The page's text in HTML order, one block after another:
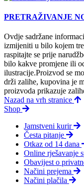
PRETRAŽIVANJE
Ovdje sadržane
izmijeniti u bilo kojem
raspitajte se prije
bilo kakve promjene ili
ilustracije.Proizvod se
drži zalihe, kupovina je
proizvoda prikazuje
Nazad na vrh stranice
Shop
Jamstveni kurir
Česta pitanje
Otkaz od 14 dana
Online rješavanje
Obavijest o
Načini prejema
Načini plačila